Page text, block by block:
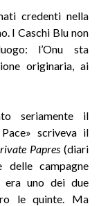
credenti nella
I Caschi Blu non
l’Onu sta
originaria, ai
seriamente il
scriveva il
Papres (diari
delle campagne
era uno dei due
le quinte. Ma